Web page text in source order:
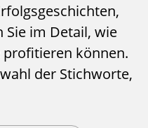
im Detail, wie
können.
der Stichworte,